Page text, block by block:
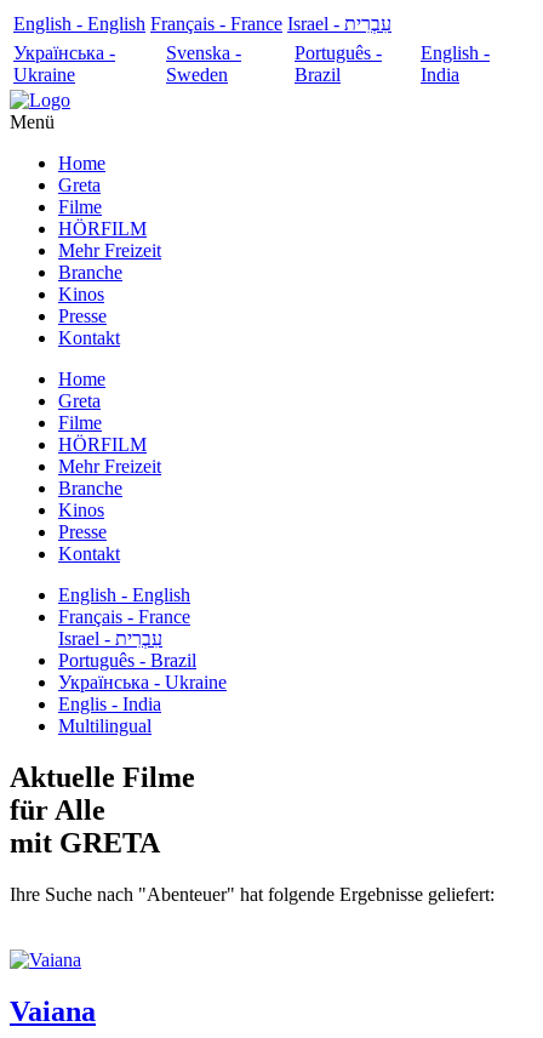
English - English Français - France
עִבְרִית - Israel
Українська -
Ukraine
Svenska -
Sweden
Português -
Brazil
English -
India
Menü
Home
Greta
Filme
HÖRFILM
Mehr Freizeit
Branche
Kinos
Presse
Kontakt
Home
Greta
Filme
HÖRFILM
Mehr Freizeit
Branche
Kinos
Presse
Kontakt
English - English
Français - France
עִבְרִית - Israel
Português - Brazil
Українська - Ukraine
Englis - India
Multilingual
Aktuelle Filme
für Alle
mit GRETA
Ihre Suche nach "Abenteuer" hat folgende Ergebnisse geliefert:
Vaiana